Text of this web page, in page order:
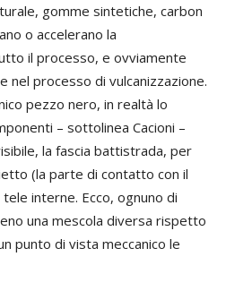
gomme sintetiche, carbon
o accelerano la
il processo, e ovviamente
nel processo di vulcanizzazione.
pezzo nero, in realtà lo
– sottolinea Cacioni –
la fascia battistrada, per
(la parte di contatto con il
interne. Ecco, ognuno di
una mescola diversa rispetto
punto di vista meccanico le